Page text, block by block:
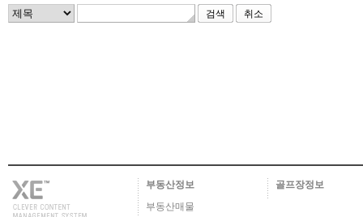
취소
부동산정보
부동산매물
골프장정보